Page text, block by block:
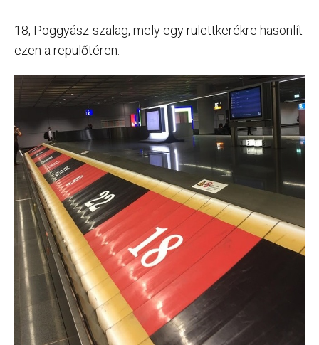
18, Poggyász-szalag, mely egy rulettkerékre hasonlít
ezen a repülőtéren.